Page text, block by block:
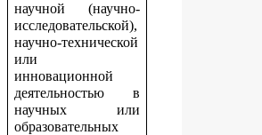
научной (научно-
исследовательской),
научно-технической
или
инновационной
деятельностью в
научных или
образовательных